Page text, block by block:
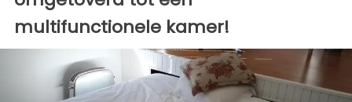
multifunctionele kamer!